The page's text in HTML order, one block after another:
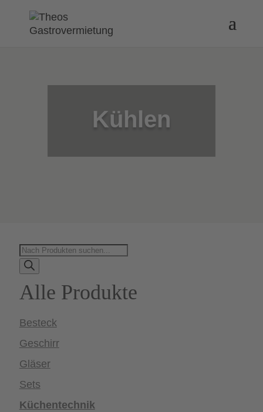
Kühlen
Products
search
Alle Produkte
Besteck
Geschirr
Gläser
Sets
Küchentechnik